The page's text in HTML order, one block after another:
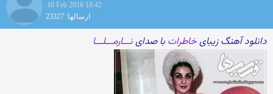
10 Feb 2016 18:42
ارسالها: 23327
دانلود آهنگ زیبایخاطرات با صداینـــارمـــلـــا